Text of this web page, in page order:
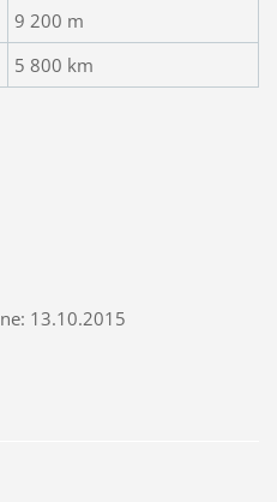
9 200 m
5 800 km
13.10.2015